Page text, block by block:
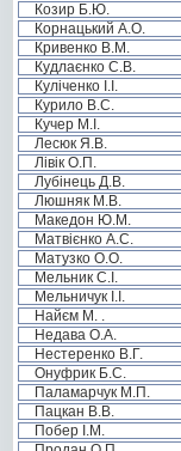
Козир Б.Ю.
Корнацький А.О.
Кривенко В.М.
Кудлаєнко С.В.
Куліченко І.І.
Курило В.С.
Кучер М.І.
Лесюк Я.В.
Лівік О.П.
Лубінець Д.В.
Люшняк М.В.
Македон Ю.М.
Матвієнко А.С.
Матузко О.О.
Мельник С.І.
Мельничук І.І.
Найєм М. .
Недава О.А.
Нестеренко В.Г.
Онуфрик Б.С.
Паламарчук М.П.
Пацкан В.В.
Побер І.М.